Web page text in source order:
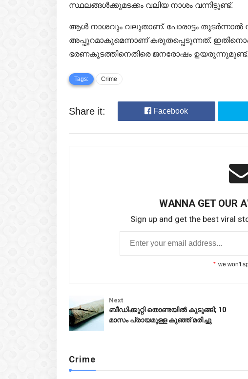
സ്ഥലങ്ങൾക്കുമടക്കം വലിയ നാശം വന്നിട്ടുണ്ട്.
ആൾ നാശവും വലുതാണ്. പോരാട്ടം തുടർന്നാൽ
അപ്പുറമാകുമെന്നാണ് കരുതപ്പെടുന്നത്.
ഭരണകൂടത്തിനെതിരെ ജനരോഷം
Tags: Crime
Share it: Facebook
WANNA GET OUR
Sign up and get the best viral
* we won't
Next
ബീഡിക്കുറ്റി തൊണ്ടയിൽ കുടുങ്ങി; 10
മാസം പ്രായമുള്ള കുഞ്ഞ് മരിച്ചു
Crime